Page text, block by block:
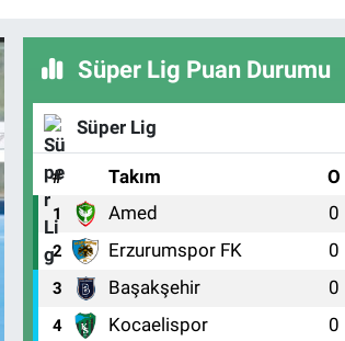
Süper Lig Puan Durumu
Süper Lig
# Takım O
1 Amed 0
2 Erzurumspor FK 0
3 Başakşehir 0
4 Kocaelispor 0